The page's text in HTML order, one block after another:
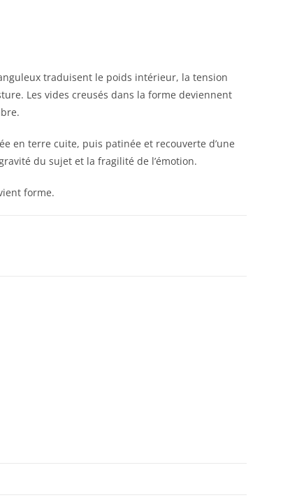
traduisent le poids intérieur, la tension
Les vides creusés dans la forme deviennent
en terre cuite, puis patinée et recouverte d’une
du sujet et la fragilité de l’émotion.
forme.